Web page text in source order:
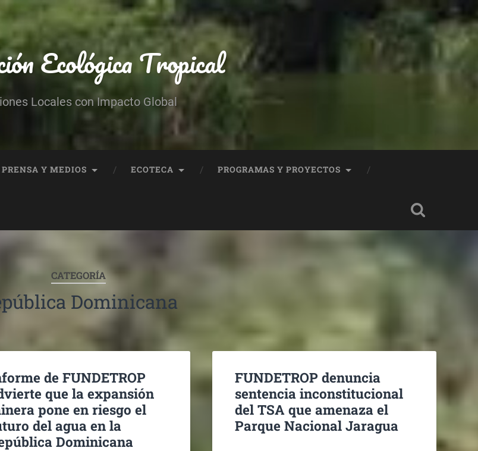
Ecológica Tropical
Locales con Impacto Global
PRENSA Y MEDIOS ECOTECA PROGRAMAS Y PROYECTOS
CATEGORÍA
Dominicana
de FUNDETROP
que la expansión
pone en riesgo el
del agua en la
Dominicana
FUNDETROP denuncia
sentencia inconstitucional
del TSA que amenaza el
Parque Nacional Jaragua